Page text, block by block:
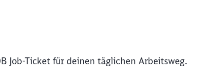
Job-Ticket für deinen täglichen Arbeitsweg.